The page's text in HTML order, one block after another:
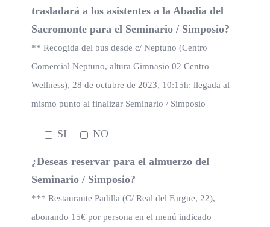
trasladará a los asistentes a la Abadía del
Sacromonte para el Seminario / Simposio?
** Recogida del bus desde c/ Neptuno (Centro
Comercial Neptuno, altura Gimnasio 02 Centro
Wellness), 28 de octubre de 2023, 10:15h; llegada al
mismo punto al finalizar Seminario / Simposio
SI NO
¿Deseas reservar para el almuerzo del
Seminario / Simposio?
*** Restaurante Padilla (C/ Real del Fargue, 22),
abonando 15€ por persona en el menú indicado